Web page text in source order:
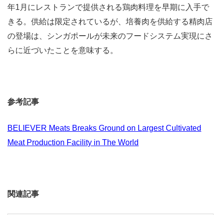
年1月にレストランで提供される鶏肉料理を早期に入手で
きる。供給は限定されているが、培養肉を供給する精肉店
の登場は、シンガポールが未来のフードシステム実現にさ
らに近づいたことを意味する。
参考記事
BELIEVER Meats Breaks Ground on Largest Cultivated
Meat Production Facility in The World
関連記事